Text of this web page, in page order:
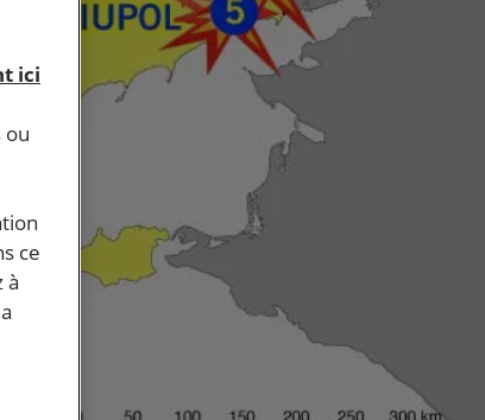
ici
ou
ce
à